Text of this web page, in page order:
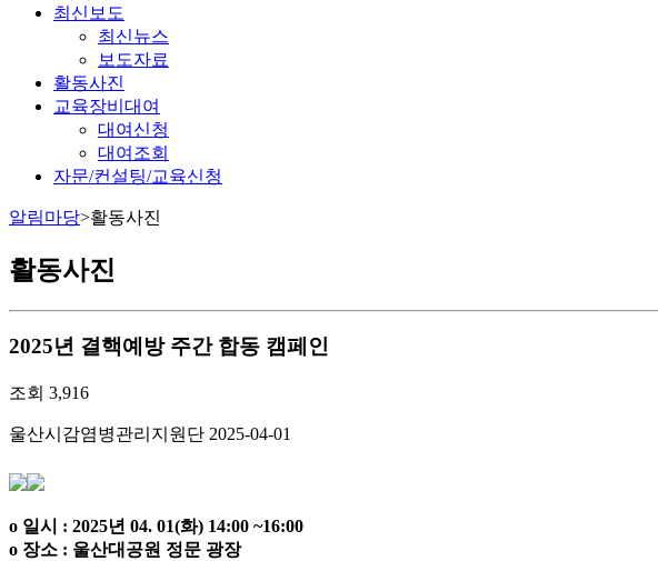
최신보도
최신뉴스
보도자료
활동사진
교육장비대여
대여신청
대여조회
자문/컨설팅/교육신청
알림마당>활동사진
활동사진
2025년 결핵예방 주간 합동 캠페인
조회 3,916
울산시감염병관리지원단 2025-04-01
o 일시 : 2025년 04. 01(화) 14:00 ~16:00
o 장소 : 울산대공원 정문 광장